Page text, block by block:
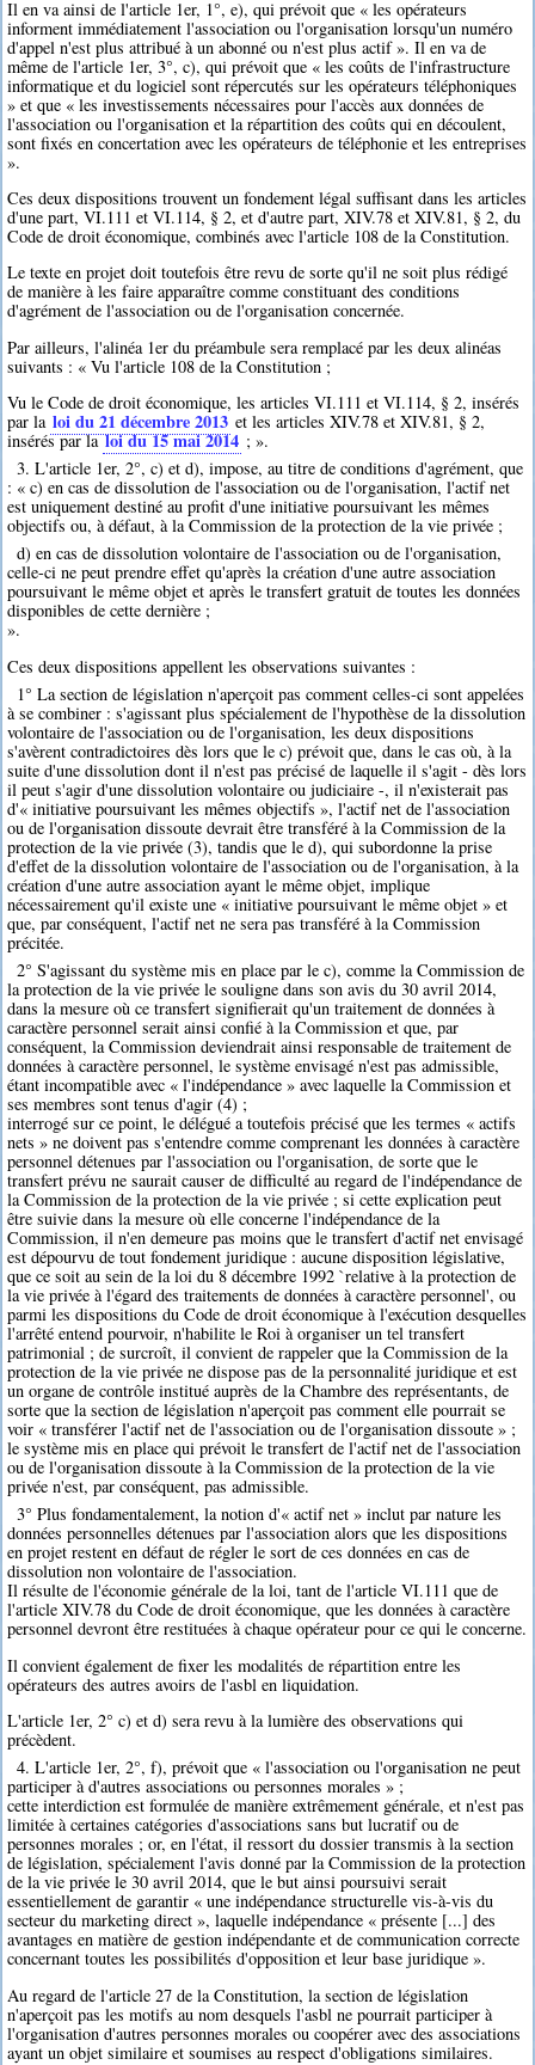
Il en va ainsi de l'article 1er, 1°, e), qui prévoit que « les opérateurs
informent immédiatement l'association ou l'organisation lorsqu'un numéro
d'appel n'est plus attribué à un abonné ou n'est plus actif ». Il en va de
même de l'article 1er, 3°, c), qui prévoit que « les coûts de l'infrastructure
informatique et du logiciel sont répercutés sur les opérateurs téléphoniques
» et que « les investissements nécessaires pour l'accès aux données de
l'association ou l'organisation et la répartition des coûts qui en découlent,
sont fixés en concertation avec les opérateurs de téléphonie et les entreprises
».
Ces deux dispositions trouvent un fondement légal suffisant dans les articles
d'une part, VI.111 et VI.114, § 2, et d'autre part, XIV.78 et XIV.81, § 2, du
Code de droit économique, combinés avec l'article 108 de la Constitution.
Le texte en projet doit toutefois être revu de sorte qu'il ne soit plus rédigé
de manière à les faire apparaître comme constituant des conditions
d'agrément de l'association ou de l'organisation concernée.
Par ailleurs, l'alinéa 1er du préambule sera remplacé par les deux alinéas
suivants : « Vu l'article 108 de la Constitution ;
Vu le Code de droit économique, les articles VI.111 et VI.114, § 2, insérés
par la loi du 21 décembre 2013 et les articles XIV.78 et XIV.81, § 2,
insérés par laloi du 15 mai 2014 ; ».
3. L'article 1er, 2°, c) et d), impose, au titre de conditions d'agrément, que
: « c) en cas de dissolution de l'association ou de l'organisation, l'actif net
est uniquement destiné au profit d'une initiative poursuivant les mêmes
objectifs ou, à défaut, à la Commission de la protection de la vie privée ;
d) en cas de dissolution volontaire de l'association ou de l'organisation,
celle-ci ne peut prendre effet qu'après la création d'une autre association
poursuivant le même objet et après le transfert gratuit de toutes les données
disponibles de cette dernière ;
».
Ces deux dispositions appellent les observations suivantes :
1° La section de législation n'aperçoit pas comment celles-ci sont appelées
à se combiner : s'agissant plus spécialement de l'hypothèse de la dissolution
volontaire de l'association ou de l'organisation, les deux dispositions
s'avèrent contradictoires dès lors que le c) prévoit que, dans le cas où, à la
suite d'une dissolution dont il n'est pas précisé de laquelle il s'agit - dès lors
il peut s'agir d'une dissolution volontaire ou judiciaire -, il n'existerait pas
d'« initiative poursuivant les mêmes objectifs », l'actif net de l'association
ou de l'organisation dissoute devrait être transféré à la Commission de la
protection de la vie privée (3), tandis que le d), qui subordonne la prise
d'effet de la dissolution volontaire de l'association ou de l'organisation, à la
création d'une autre association ayant le même objet, implique
nécessairement qu'il existe une « initiative poursuivant le même objet » et
que, par conséquent, l'actif net ne sera pas transféré à la Commission
précitée.
2° S'agissant du système mis en place par le c), comme la Commission de
la protection de la vie privée le souligne dans son avis du 30 avril 2014,
dans la mesure où ce transfert signifierait qu'un traitement de données à
caractère personnel serait ainsi confié à la Commission et que, par
conséquent, la Commission deviendrait ainsi responsable de traitement de
données à caractère personnel, le système envisagé n'est pas admissible,
étant incompatible avec « l'indépendance » avec laquelle la Commission et
ses membres sont tenus d'agir (4) ;
interrogé sur ce point, le délégué a toutefois précisé que les termes « actifs
nets » ne doivent pas s'entendre comme comprenant les données à caractère
personnel détenues par l'association ou l'organisation, de sorte que le
transfert prévu ne saurait causer de difficulté au regard de l'indépendance de
la Commission de la protection de la vie privée ; si cette explication peut
être suivie dans la mesure où elle concerne l'indépendance de la
Commission, il n'en demeure pas moins que le transfert d'actif net envisagé
est dépourvu de tout fondement juridique : aucune disposition législative,
que ce soit au sein de la loi du 8 décembre 1992 `relative à la protection de
la vie privée à l'égard des traitements de données à caractère personnel', ou
parmi les dispositions du Code de droit économique à l'exécution desquelles
l'arrêté entend pourvoir, n'habilite le Roi à organiser un tel transfert
patrimonial ; de surcroît, il convient de rappeler que la Commission de la
protection de la vie privée ne dispose pas de la personnalité juridique et est
un organe de contrôle institué auprès de la Chambre des représentants, de
sorte que la section de législation n'aperçoit pas comment elle pourrait se
voir « transférer l'actif net de l'association ou de l'organisation dissoute » ;
le système mis en place qui prévoit le transfert de l'actif net de l'association
ou de l'organisation dissoute à la Commission de la protection de la vie
privée n'est, par conséquent, pas admissible.
3° Plus fondamentalement, la notion d'« actif net » inclut par nature les
données personnelles détenues par l'association alors que les dispositions
en projet restent en défaut de régler le sort de ces données en cas de
dissolution non volontaire de l'association.
Il résulte de l'économie générale de la loi, tant de l'article VI.111 que de
l'article XIV.78 du Code de droit économique, que les données à caractère
personnel devront être restituées à chaque opérateur pour ce qui le concerne.
Il convient également de fixer les modalités de répartition entre les
opérateurs des autres avoirs de l'asbl en liquidation.
L'article 1er, 2° c) et d) sera revu à la lumière des observations qui
précèdent.
4. L'article 1er, 2°, f), prévoit que « l'association ou l'organisation ne peut
participer à d'autres associations ou personnes morales » ;
cette interdiction est formulée de manière extrêmement générale, et n'est pas
limitée à certaines catégories d'associations sans but lucratif ou de
personnes morales ; or, en l'état, il ressort du dossier transmis à la section
de législation, spécialement l'avis donné par la Commission de la protection
de la vie privée le 30 avril 2014, que le but ainsi poursuivi serait
essentiellement de garantir « une indépendance structurelle vis-à-vis du
secteur du marketing direct », laquelle indépendance « présente [...] des
avantages en matière de gestion indépendante et de communication correcte
concernant toutes les possibilités d'opposition et leur base juridique ».
Au regard de l'article 27 de la Constitution, la section de législation
n'aperçoit pas les motifs au nom desquels l'asbl ne pourrait participer à
l'organisation d'autres personnes morales ou coopérer avec des associations
ayant un objet similaire et soumises au respect d'obligations similaires.